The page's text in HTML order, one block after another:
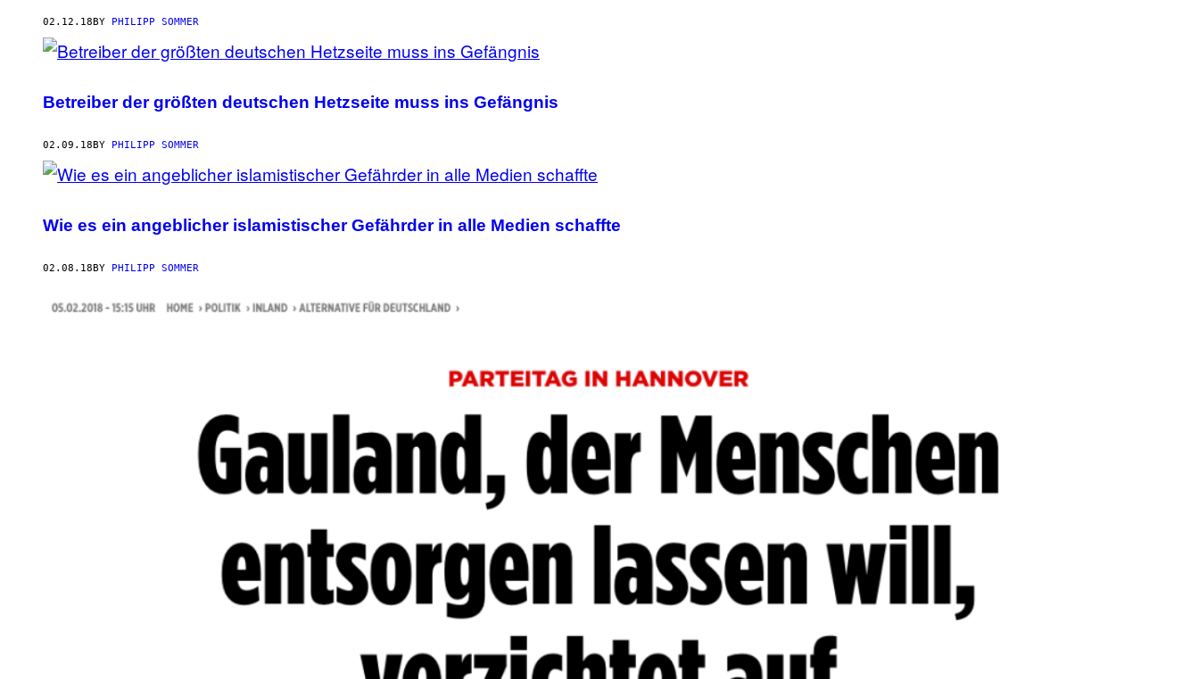
02.12.18BY PHILIPP SOMMER
Betreiber der größten deutschen Hetzseite muss ins Gefängnis
02.09.18BY PHILIPP SOMMER
Wie es ein angeblicher islamistischer Gefährder in alle Medien schaffte
02.08.18BY PHILIPP SOMMER